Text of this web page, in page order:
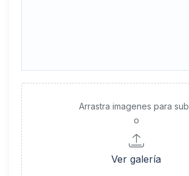
Arrastra imagenes para
o
Ver galería